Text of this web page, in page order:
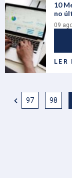
10
no
09
LER
97 98